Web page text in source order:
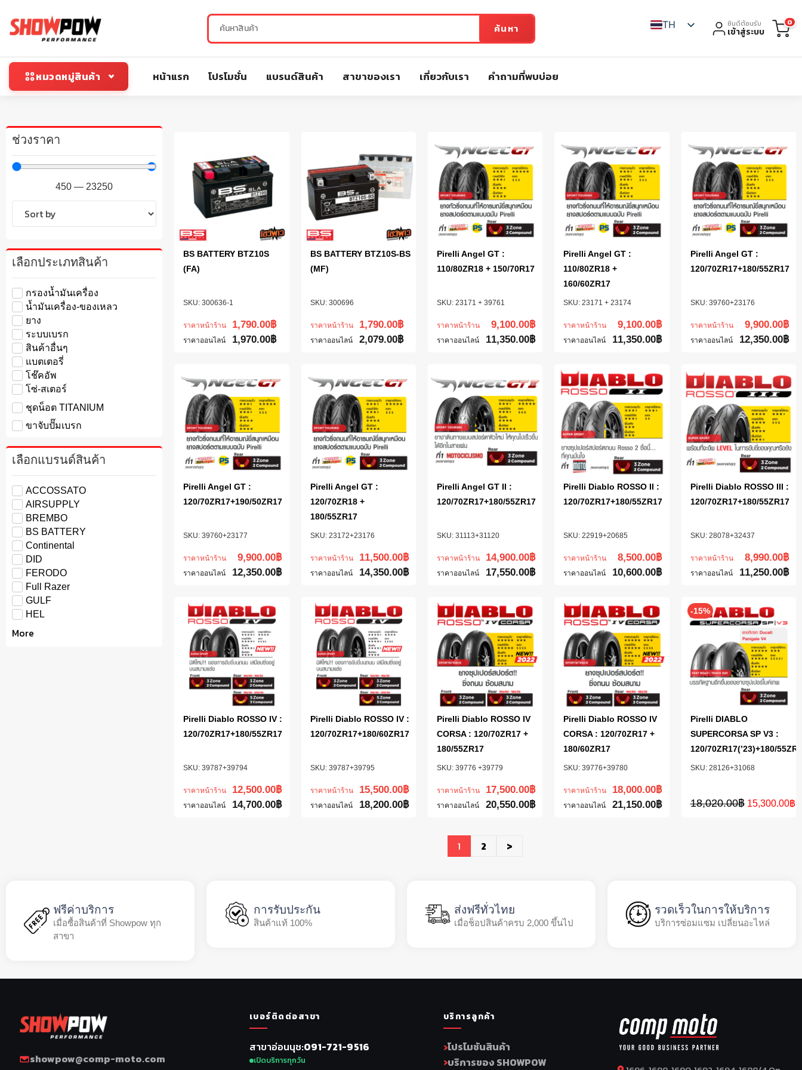
ค้นหา TH ยินดีต้อนรับ
เข้าสู่ระบบ
0
หมวดหมู่สินค้า หน้าแรก โปรโมชั่น แบรนด์สินค้า สาขาของเรา เกี่ยวกับเรา คำถามที่พบบ่อย
ช่วงราคา
450 — 23250
เลือกประเภทสินค้า
กรองน้ำมันเครื่อง
น้ำมันเครื่อง-ของเหลว
ยาง
ระบบเบรก
สินค้าอื่นๆ
แบตเตอรี่
โช๊คอัพ
โซ่-สเตอร์
ชุดน็อต TITANIUM
ขาจับปั๊มเบรก
เลือกแบรนด์สินค้า
ACCOSSATO
AIRSUPPLY
BREMBO
BS BATTERY
Continental
DID
FERODO
Full Razer
GULF
HEL
More
300636-1
BS BATTERY BTZ10S
(FA)
ราคาหน้าร้าน 1,790.00฿
ราคาออนไลน์ 1,970.00฿
300696
BS BATTERY BTZ10S-BS
(MF)
ราคาหน้าร้าน 1,790.00฿
ราคาออนไลน์ 2,079.00฿
23171 + 39761
Pirelli Angel GT :
110/80ZR18 + 150/70R17
ราคาหน้าร้าน 9,100.00฿
ราคาออนไลน์ 11,350.00฿
23171 + 23174
Pirelli Angel GT :
110/80ZR18 +
160/60ZR17
ราคาหน้าร้าน 9,100.00฿
ราคาออนไลน์ 11,350.00฿
39760+23176
Pirelli Angel GT :
120/70ZR17+180/55ZR17
ราคาหน้าร้าน 9,900.00฿
ราคาออนไลน์ 12,350.00฿
39760+23177
Pirelli Angel GT :
120/70ZR17+190/50ZR17
ราคาหน้าร้าน 9,900.00฿
ราคาออนไลน์ 12,350.00฿
23172+23176
Pirelli Angel GT :
120/70ZR18 +
180/55ZR17
ราคาหน้าร้าน 11,500.00฿
ราคาออนไลน์ 14,350.00฿
31113+31120
Pirelli Angel GT II :
120/70ZR17+180/55ZR17
ราคาหน้าร้าน 14,900.00฿
ราคาออนไลน์ 17,550.00฿
22919+20685
Pirelli Diablo ROSSO II :
120/70ZR17+180/55ZR17
ราคาหน้าร้าน 8,500.00฿
ราคาออนไลน์ 10,600.00฿
28078+32437
Pirelli Diablo ROSSO III :
120/70ZR17+180/55ZR17
ราคาหน้าร้าน 8,990.00฿
ราคาออนไลน์ 11,250.00฿
39787+39794
Pirelli Diablo ROSSO IV :
120/70ZR17+180/55ZR17
ราคาหน้าร้าน 12,500.00฿
ราคาออนไลน์ 14,700.00฿
39787+39795
Pirelli Diablo ROSSO IV :
120/70ZR17+180/60ZR17
ราคาหน้าร้าน 15,500.00฿
ราคาออนไลน์ 18,200.00฿
39776 +39779
Pirelli Diablo ROSSO IV
CORSA : 120/70ZR17 +
180/55ZR17
ราคาหน้าร้าน 17,500.00฿
ราคาออนไลน์ 20,550.00฿
39776+39780
Pirelli Diablo ROSSO IV
CORSA : 120/70ZR17 +
180/60ZR17
ราคาหน้าร้าน 18,000.00฿
ราคาออนไลน์ 21,150.00฿
-15%
28126+31068
Pirelli DIABLO
SUPERCORSA SP V3 :
120/70ZR17(’23)+180/
18,020.00฿ 15,300.00฿
1 2 >
ฟรีค่าบริการ
เมื่อซื้อสินค้าที่ Showpow ทุก
สาขา
การรับประกัน
สินค้าแท้ 100%
ส่งฟรีทั่วไทย
เมื่อช็อปสินค้าครบ 2,000 ขึ้นไป
รวดเร็วในการให้บริการ
บริการซ่อมแซม เปลี่ยนอะไหล่
showpow@comp-moto.com
เบอร์ติดต่อสาขา
สาขาอ่อนนุช 091-721-9516
เปิดบริการทุกวัน
บริการลูกค้า
โปรโมชันสินค้า
บริการของ SHOWPOW